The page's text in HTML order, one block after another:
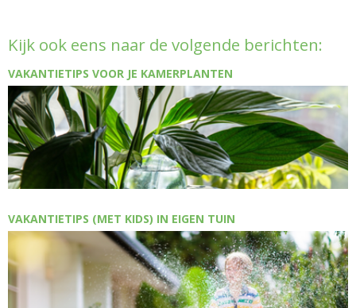
Kijk ook eens naar de volgende berichten:
VAKANTIETIPS VOOR JE KAMERPLANTEN
VAKANTIETIPS (MET KIDS) IN EIGEN TUIN